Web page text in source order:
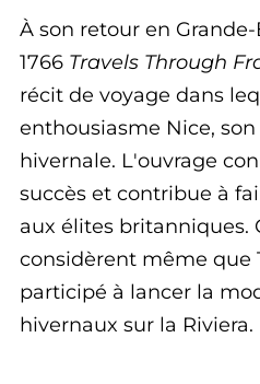
À son retour en
1766 Travels Through
récit de voyage dans
enthousiasme Nice,
hivernale. L'ouvrage
succès et contribue à
aux élites britanniques.
considèrent même que
participé à lancer la
hivernaux sur la Riviera.